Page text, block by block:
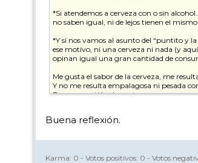
*Si atendemos a cerveza con o sin
no saben igual, ni de lejos tienen el
*Y si nos vamos al asunto del “puntito y
ese motivo, ni una cerveza ni nada (y
opinan igual una gran cantidad de
Me gusta el sabor de la cerveza, me
Y no me resulta empalagosa ni pesada
Bueno, cuestión de gustos, supongo…
momento alguien se pueda saltar los
Eso si, que si hay un accidente en pistas
Bueno, y la cerveza post esquí… Pues sin
Buena reflexión.
Karma: 0 - Votos positivos: 0 - Votos